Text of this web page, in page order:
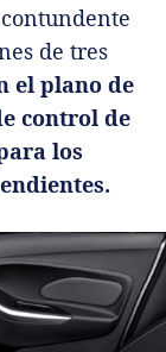
de tres
el plano de
control de
los